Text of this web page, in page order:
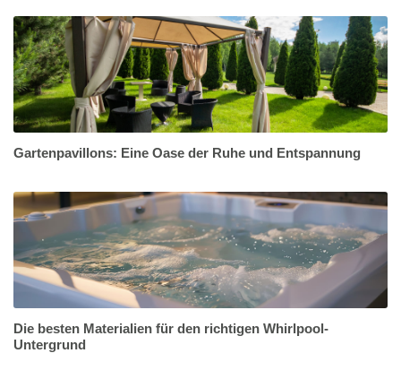
Gartenpavillons: Eine Oase der Ruhe und Entspannung
Die besten Materialien für den richtigen Whirlpool-
Untergrund